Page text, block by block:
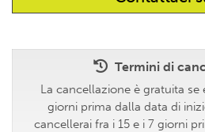
Termini di
La cancellazione è gratuita
giorni prima dalla data di
cancellerai fra i 15 e i 7 giorni